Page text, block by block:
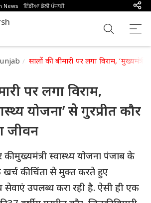
News ਇੰਡੀਆ ਡੇਲੀ ਪੰਜਾਬੀ
सालों की बीमारी पर लगा विराम,
पर लगा विराम,
योजना’ से गुरप्रीत कौर
जीवन
मुख्यमंत्री स्वास्थ्य योजना पंजाब के
खर्च की चिंता से मुक्त करते हुए
सेवाएं उपलब्ध करा रही है. ऐसी ही एक